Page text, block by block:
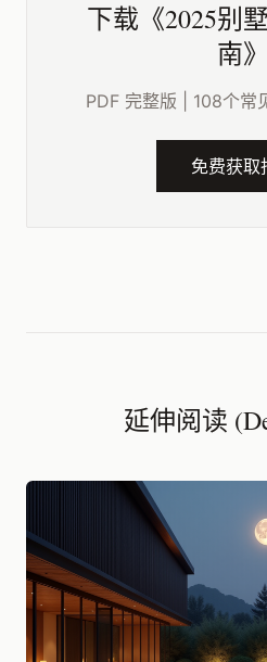
下载《2025别
南》
PDF 完整版 | 108个常
免费获取
延伸阅读